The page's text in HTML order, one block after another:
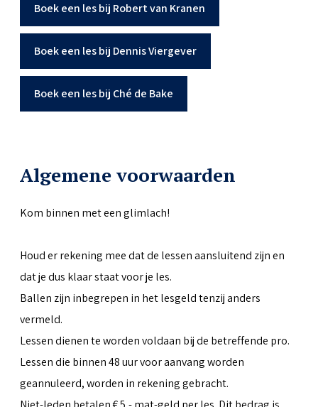
Boek een les bij Robert van Kranen
Boek een les bij Dennis Viergever
Boek een les bij Ché de Bake
Algemene voorwaarden
Kom binnen met een glimlach!
Houd er rekening mee dat de lessen aansluitend zijn en
dat je dus klaar staat voor je les.
Ballen zijn inbegrepen in het lesgeld tenzij anders
vermeld.
Lessen dienen te worden voldaan bij de betreffende pro.
Lessen die binnen 48 uur voor aanvang worden
geannuleerd, worden in rekening gebracht.